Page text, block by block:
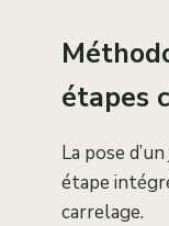
étapes
La pose
étape
carrelage.